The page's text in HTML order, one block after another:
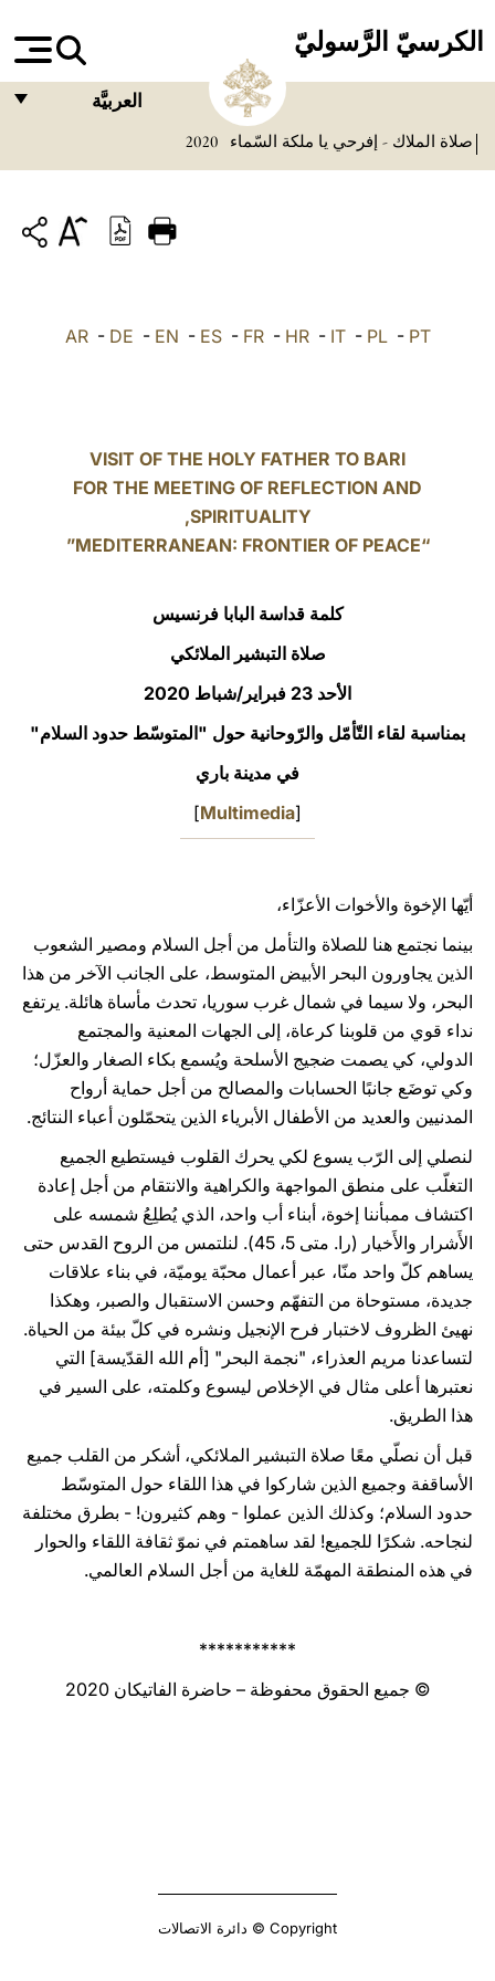
الكرسيّ الرَّسوليّ
العربيَّة
ITALIANO
中文
صلاة الملاك - إفرحي يا ملكة السّماء 2020
AR- DE - EN - ES- FR- HR- IT- PL- PT
VISIT OF THE HOLY FATHER TO BARI
FOR THE MEETING OF REFLECTION AND
SPIRITUALITY,
“MEDITERRANEAN: FRONTIER OF PEACE”
كلمة قداسة البابا فرنسيس
صلاة التبشير الملائكي
الأحد 23 فبراير/شباط 2020
بمناسبة لقاء التّأمّل والرّوحانية حول "المتوسّط حدود السلام"
في مدينة باري
[
Multimedia
]
أيّها الإخوة والأخوات الأعزّاء،
بينما نجتمع هنا للصلاة والتأمل من أجل السلام ومصير الشعوب
الذين يجاورون البحر الأبيض المتوسط، على الجانب الآخر من هذا
البحر، ولا سيما في شمال غرب سوريا، تحدث مأساة هائلة. يرتفع
نداء قوي من قلوبنا كرعاة، إلى الجهات المعنية والمجتمع
الدولي، كي يصمت ضجيج الأسلحة ويُسمع بكاء الصغار والعزّل؛
وكي توضَع جانبًا الحسابات والمصالح من أجل حماية أرواح
المدنيين والعديد من الأطفال الأبرياء الذين يتحمّلون أعباء النتائج.
لنصلي إلى الرّب يسوع لكي يحرك القلوب فيستطيع الجميع
التغلّب على منطق المواجهة والكراهية والانتقام من أجل إعادة
اكتشاف ممبأننا إخوة، أبناء أب واحد، الذي يُطلِعُ شمسه على
الأَشرار والأَخيار (را. متى 5، 45). لنلتمس من الروح القدس حتى
يساهم كلّ واحد منّا، عبر أعمال محبّة يوميّة، في بناء علاقات
جديدة، مستوحاة من التفهّم وحسن الاستقبال والصبر، وهكذا
نهيئ الظروف لاختبار فرح الإنجيل ونشره في كلّ بيئة من الحياة.
لتساعدنا مريم العذراء، "نجمة البحر" [أم الله القدّيسة] التي
نعتبرها أعلى مثال في الإخلاص ليسوع وكلمته، على السير في
هذا الطريق.
قبل أن نصلّي معًا صلاة التبشير الملائكي، أشكر من القلب جميع
الأساقفة وجميع الذين شاركوا في هذا اللقاء حول المتوسّط
حدود السلام؛ وكذلك الذين عملوا - وهم كثيرون! - بطرق مختلفة
لنجاحه. شكرًا للجميع! لقد ساهمتم في نموّ ثقافة اللقاء والحوار
في هذه المنطقة المهمّة للغاية من أجل السلام العالمي.
***********
© جميع الحقوق محفوظة – حاضرة الفاتيكان 2020
Copyright © دائرة الاتصالات